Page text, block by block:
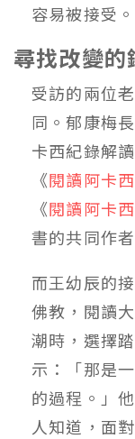
容易被接受。
尋找改變的
受訪的兩位
同。郁康梅
卡西紀錄解
《閱讀阿卡
《閱讀阿卡
書的共同作者
而王幼辰的
佛教，閱讀
潮時，選擇
示：「那是
的過程。」
人知道，面